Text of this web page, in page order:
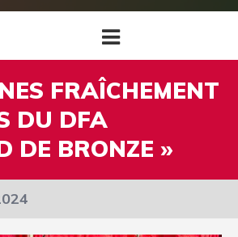
FRAÎCHEMENT
DU DFA
DE BRONZE »